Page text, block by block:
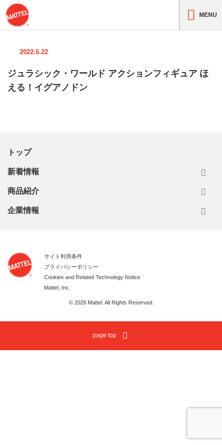
MENU
2022.6.22
ジュラシック・ワールド アクションフィギュア ほ
える！イグアノドン
トップ
新着情報
商品紹介
企業情報
サイト利用条件
プライバシーポリシー
Cookies and Related Technology Notice
Mattel, Inc.
© 2026 Mattel. All Rights Reserved.
page top